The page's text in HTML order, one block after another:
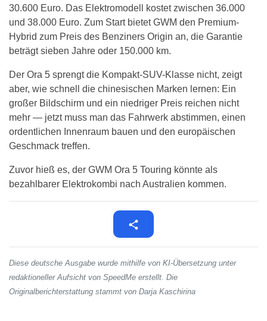
30.600 Euro. Das Elektromodell kostet zwischen 36.000
und 38.000 Euro. Zum Start bietet GWM den Premium-
Hybrid zum Preis des Benziners Origin an, die Garantie
beträgt sieben Jahre oder 150.000 km.
Der Ora 5 sprengt die Kompakt-SUV-Klasse nicht, zeigt
aber, wie schnell die chinesischen Marken lernen: Ein
großer Bildschirm und ein niedriger Preis reichen nicht
mehr — jetzt muss man das Fahrwerk abstimmen, einen
ordentlichen Innenraum bauen und den europäischen
Geschmack treffen.
Zuvor hieß es, der GWM Ora 5 Touring könnte als
bezahlbarer Elektrokombi nach Australien kommen.
Diese deutsche Ausgabe wurde mithilfe von KI-Übersetzung unter
redaktioneller Aufsicht von SpeedMe erstellt. Die
Originalberichterstattung stammt von Darja Kaschirina